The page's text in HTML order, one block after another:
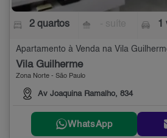
2 quartos 1
Apartamento à Venda na Vila
Vila Guilherme
Zona Norte - São Paulo
Av Joaquina Ramalho, 834
WhatsApp